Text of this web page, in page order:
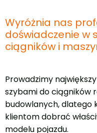
Wyróżnia nas
doświadczenie w
ciągników i
Prowadzimy
szybami do ciągników
budowlanych, dlatego
klientom dobrać
modelu pojazdu.